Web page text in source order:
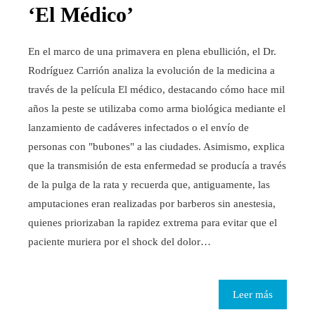
‘El Médico’
En el marco de una primavera en plena ebullición, el Dr.
Rodríguez Carrión analiza la evolución de la medicina a
través de la película El médico, destacando cómo hace mil
años la peste se utilizaba como arma biológica mediante el
lanzamiento de cadáveres infectados o el envío de
personas con "bubones" a las ciudades. Asimismo, explica
que la transmisión de esta enfermedad se producía a través
de la pulga de la rata y recuerda que, antiguamente, las
amputaciones eran realizadas por barberos sin anestesia,
quienes priorizaban la rapidez extrema para evitar que el
paciente muriera por el shock del dolor…
Leer más